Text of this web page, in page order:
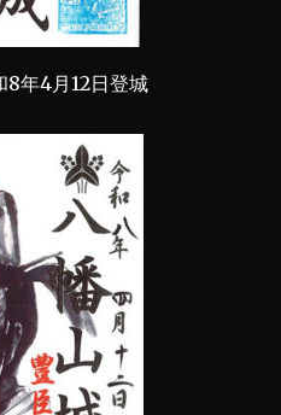
年4月12日登城